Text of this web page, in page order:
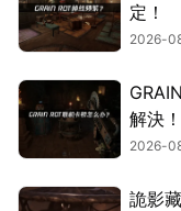
定！
2026-
解決！
2026-
詭影